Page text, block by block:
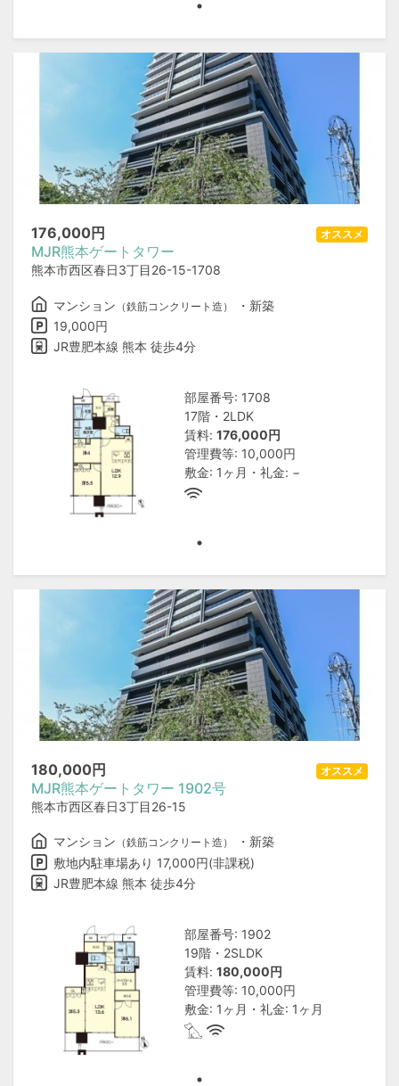
176,000円
MJR熊本ゲートタワー
熊本市西区春日3丁目26-15-1708
オススメ
マンション （鉄筋コンクリート造）
・新築
19,000円
JR豊肥本線 熊本 徒歩4分
部屋番号: 1708
17階・2LDK
賃料: 176,000円
管理費等: 10,000円
敷金: 1ヶ月・礼金: −
180,000円
MJR熊本ゲートタワー 1902号
熊本市西区春日3丁目26-15
オススメ
マンション （鉄筋コンクリート造）
・新築
敷地内駐車場あり 17,000円(非課税)
JR豊肥本線 熊本 徒歩4分
部屋番号: 1902
19階・2SLDK
賃料: 180,000円
管理費等: 10,000円
敷金: 1ヶ月・礼金: 1ヶ月